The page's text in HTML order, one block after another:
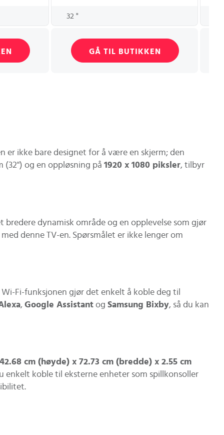
32 "
GÅ TIL BUTIKKEN
er ikke bare designet for å være en skjerm; den
(32") og en oppløsning på 1920 x 1080 piksler, tilbyr
bredere dynamisk område og en opplevelse som gjør
denne TV-en. Spørsmålet er ikke lenger om
Fi-funksjonen gjør det enkelt å koble deg til
, Google Assistant og Samsung Bixby, så du kan
42.68 cm (høyde) x 72.73 cm (bredde) x 2.55 cm
enkelt koble til eksterne enheter som spillkonsoller